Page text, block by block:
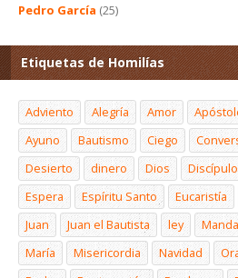
Pedro García (25)
Etiquetas de Homilías
Adviento Alegría Amor
Ayuno
Bautismo Ciego
Desierto
dinero Dios
Espera
Espíritu Santo Eucaristía
Juan
Juan el Bautista ley
María
Misericordia Navidad